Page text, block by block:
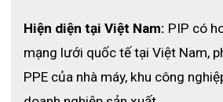
Xem thêm:Găng tay phòng sạch không
ĐẶC ĐIỂM NỘI BẬT CỦA GĂNG
Hiện diện tại Việt Nam: PIP có
mạng lưới quốc tế tại Việt Nam,
PPE của nhà máy, khu công